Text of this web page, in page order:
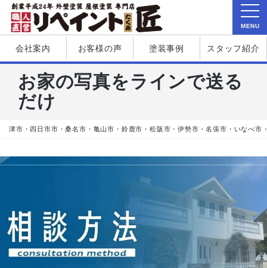
会社案内 お客様の声 塗装事例 スタッフ紹介
お家の写真をラインで送る
だけ
津市・四日市市・桑名市・亀山市・鈴鹿市・松阪市・伊勢市・名張市・いなべ市
MENU